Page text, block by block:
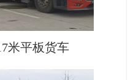
米平板货车